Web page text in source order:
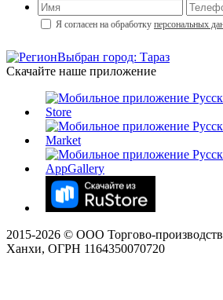
Я согласен на обработку персональных
Выбран город: Тараз
Скачайте наше приложение
2015-2026 © ООО Торгово-
Ханхи, ОГРН 1164350070720